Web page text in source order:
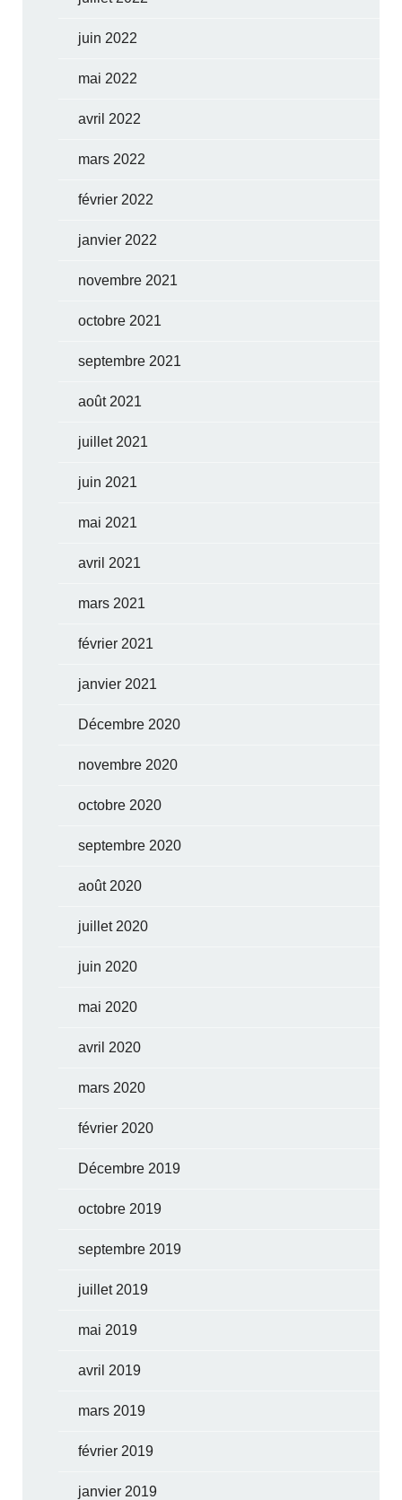
juin 2022
mai 2022
avril 2022
mars 2022
février 2022
janvier 2022
novembre 2021
octobre 2021
septembre 2021
août 2021
juillet 2021
juin 2021
mai 2021
avril 2021
mars 2021
février 2021
janvier 2021
Décembre 2020
novembre 2020
octobre 2020
septembre 2020
août 2020
juillet 2020
juin 2020
mai 2020
avril 2020
mars 2020
février 2020
Décembre 2019
octobre 2019
septembre 2019
juillet 2019
mai 2019
avril 2019
mars 2019
février 2019
janvier 2019